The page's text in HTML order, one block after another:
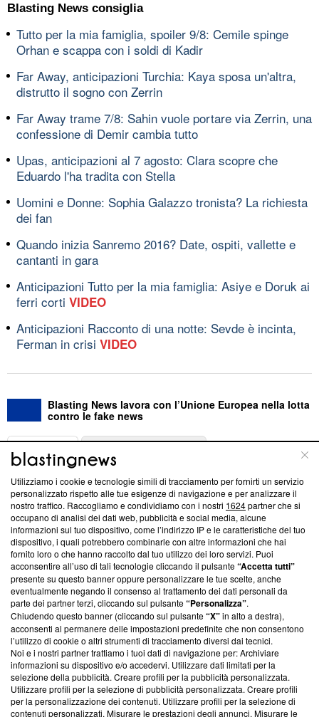
Blasting News consiglia
Tutto per la mia famiglia, spoiler 9/8: Cemile spinge
Orhan e scappa con i soldi di Kadir
Far Away, anticipazioni Turchia: Kaya sposa un'altra,
distrutto il sogno con Zerrin
Far Away trame 7/8: Sahin vuole portare via Zerrin, una
confessione di Demir cambia tutto
Upas, anticipazioni al 7 agosto: Clara scopre che
Eduardo l'ha tradita con Stella
Uomini e Donne: Sophia Galazzo tronista? La richiesta
dei fan
Quando inizia Sanremo 2016? Date, ospiti, vallette e
cantanti in gara
Anticipazioni Tutto per la mia famiglia: Asiye e Doruk ai
ferri corti VIDEO
Anticipazioni Racconto di una notte: Sevde è incinta,
Ferman in crisi VIDEO
Blasting News lavora con l’Unione Europea nella lotta
contro le fake news
ABOUT
Questa sezione offre informazioni trasparenti su Blasting
News, sui nostri processi editoriali e su come ci impegniamo a
creare news di qualità. Inoltre, afferma la nostra aderenza a
‘Trust Project - News with Integrity’Blasting News non è
ancora membro del programma, ma ha richiesto di farne
parte; Trust Project non ha ancora effettuato una verifica di
conformità agli standard.
Su di noi
Team editoriale
Corporate
Redazione
Informativa Privacy
Utilizziamo i cookie e tecnologie simili di tracciamento per fornirti un servizio
personalizzato rispetto alle tue esigenze di navigazione e per analizzare il
nostro traffico. Raccogliamo e condividiamo con i nostri 1624partner che si
occupano di analisi dei dati web, pubblicità e social media, alcune
informazioni sul tuo dispositivo, come l’indirizzo IP e le caratteristiche del tuo
dispositivo, i quali potrebbero combinarle con altre informazioni che hai
fornito loro o che hanno raccolto dal tuo utilizzo dei loro servizi. Puoi
acconsentire all’uso di tali tecnologie cliccando il pulsante“Accetta tutti”
presente su questo banner oppure personalizzare le tue scelte, anche
eventualmente negando il consenso al trattamento dei dati personali da
parte dei partner terzi, cliccando sul pulsante“Personalizza”.
Chiudendo questo banner (cliccando sul pulsante“X”in alto a destra),
acconsenti al permanere delle impostazioni predefinite che non consentono
l’utilizzo di cookie o altri strumenti di tracciamento diversi dai tecnici.
Noi e i nostri partner trattiamo i tuoi dati di navigazione per: Archiviare
informazioni su dispositivo e/o accedervi. Utilizzare dati limitati per la
selezione della pubblicità. Creare profili per la pubblicità personalizzata.
Utilizzare profili per la selezione di pubblicità personalizzata. Creare profili
per la personalizzazione dei contenuti. Utilizzare profili per la selezione di
contenuti personalizzati. Misurare le prestazioni degli annunci. Misurare le